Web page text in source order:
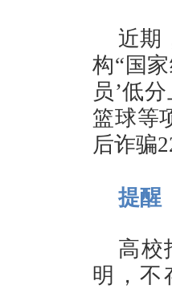
近期
构“国
员’低
篮球等
后诈骗
提醒
高校
明，不